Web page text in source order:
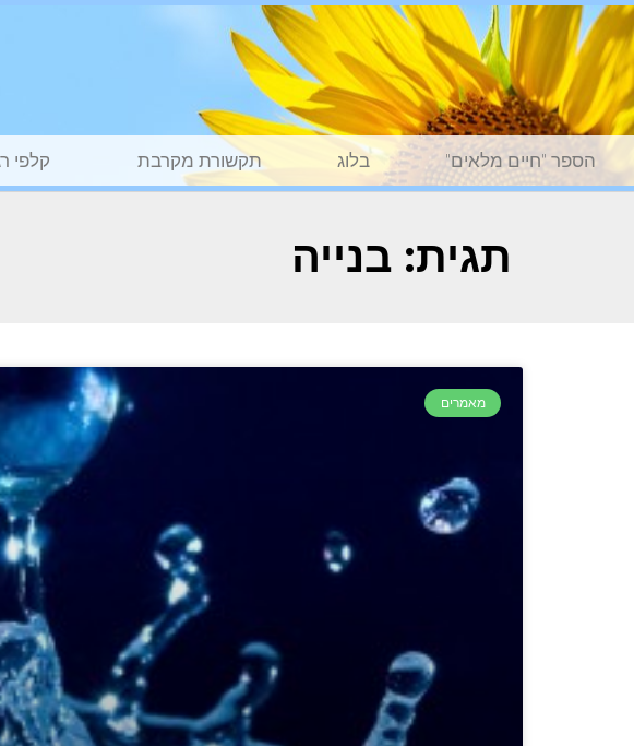
הספר "חיים מלאים" בלוג תקשורת מקרבת קלפי
תגית: בנייה
מאמרים